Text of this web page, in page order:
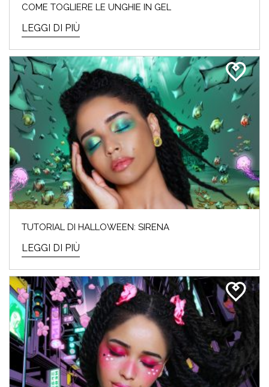
COME TOGLIERE LE UNGHIE IN GEL
LEGGI DI PIÙ
TUTORIAL DI HALLOWEEN: SIRENA
LEGGI DI PIÙ